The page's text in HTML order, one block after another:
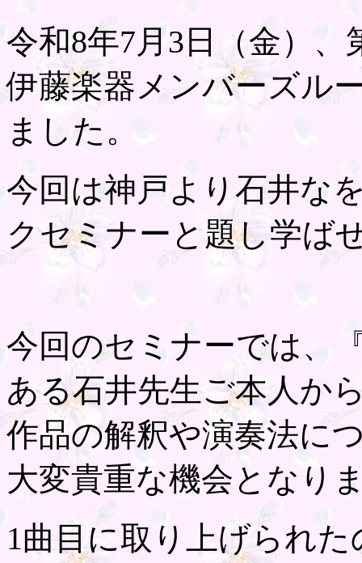
令和8年7月3日（金）
伊藤楽器メンバーズル
ました。
今回は神戸より石井な
クセミナーと題し学ば
今回のセミナーでは、
ある石井先生ご本人か
作品の解釈や演奏法に
大変貴重な機会となり
1曲目に取り上げられ